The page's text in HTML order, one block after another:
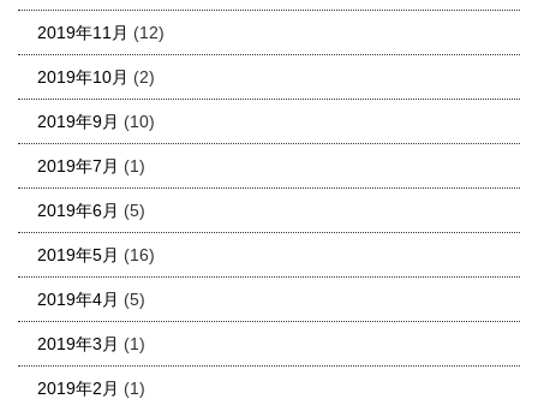
2019年11月 (12)
2019年10月 (2)
2019年9月 (10)
2019年7月 (1)
2019年6月 (5)
2019年5月 (16)
2019年4月 (5)
2019年3月 (1)
2019年2月 (1)